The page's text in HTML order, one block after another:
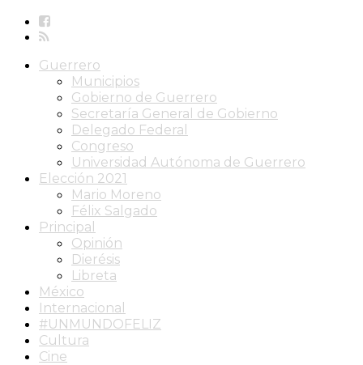
Guerrero
Municipios
Gobierno de Guerrero
Secretaría General de Gobierno
Delegado Federal
Congreso
Universidad Autónoma de Guerrero
Elección 2021
Mario Moreno
Félix Salgado
Principal
Opinión
Dierésis
Libreta
México
Internacional
#UNMUNDOFELIZ
Cultura
Cine